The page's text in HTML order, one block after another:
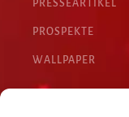
PRESSEARTIKEL
PROSPEKTE
WALLPAPER